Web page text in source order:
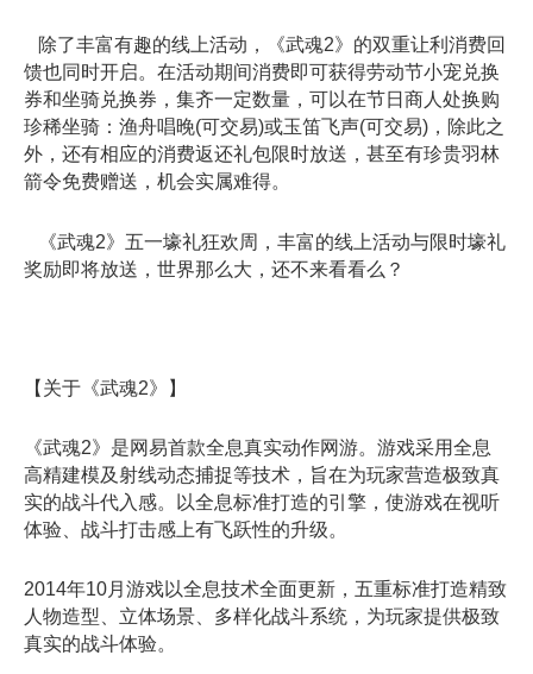
除了丰富有趣的线上活动，《武魂2》的双重让利消费回
馈也同时开启。在活动期间消费即可获得劳动节小宠兑换
券和坐骑兑换券，集齐一定数量，可以在节日商人处换购
珍稀坐骑：渔舟唱晚(可交易)或玉笛飞声(可交易)，除此之
外，还有相应的消费返还礼包限时放送，甚至有珍贵羽林
箭令免费赠送，机会实属难得。
《武魂2》五一壕礼狂欢周，丰富的线上活动与限时壕礼
奖励即将放送，世界那么大，还不来看看么？
【关于《武魂2》】
《武魂2》是网易首款全息真实动作网游。游戏采用全息
高精建模及射线动态捕捉等技术，旨在为玩家营造极致真
实的战斗代入感。以全息标准打造的引擎，使游戏在视听
体验、战斗打击感上有飞跃性的升级。
2014年10月游戏以全息技术全面更新，五重标准打造精致
人物造型、立体场景、多样化战斗系统，为玩家提供极致
真实的战斗体验。